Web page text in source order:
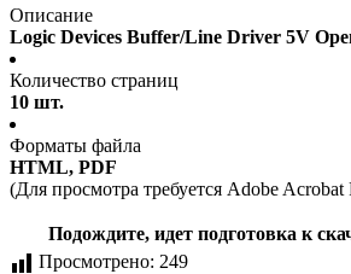
Описание
Logic Devices Buffer/Line Driver 5V
Количество страниц
10 шт.
Форматы файла
HTML, PDF
(Для просмотра требуется Adobe Acrobat
Подождите, идет подготовка к
Просмотрено: 249